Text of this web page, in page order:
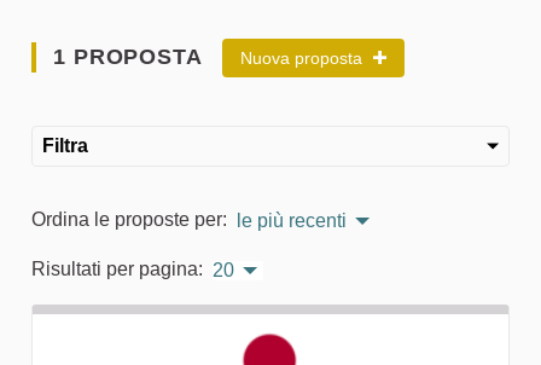
1 PROPOSTA Nuova proposta
Filtra
Ordina le proposte per: le più recenti
Risultati per pagina: 20